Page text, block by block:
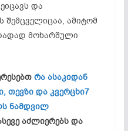
და
ამიტომ
მოხარშული
რა ასაკიდან
თევზი და კვერცხი7
ნამდვილ
აძლიერებს და